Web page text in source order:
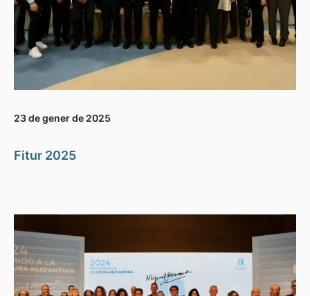
23 de gener de 2025
Fitur 2025